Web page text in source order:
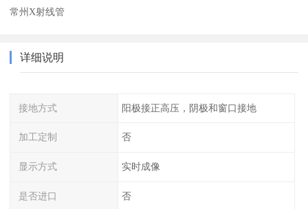
常州X射线管
详细说明
接地方式 阳极接正高压，阴极和窗口接地
加工定制 否
显示方式 实时成像
是否进口 否